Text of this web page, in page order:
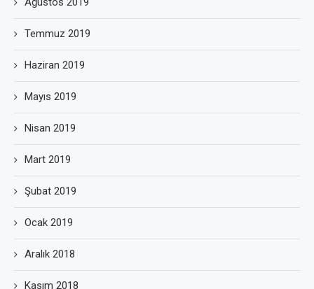
Temmuz 2019
Haziran 2019
Mayıs 2019
Nisan 2019
Mart 2019
Şubat 2019
Ocak 2019
Aralık 2018
Kasım 2018